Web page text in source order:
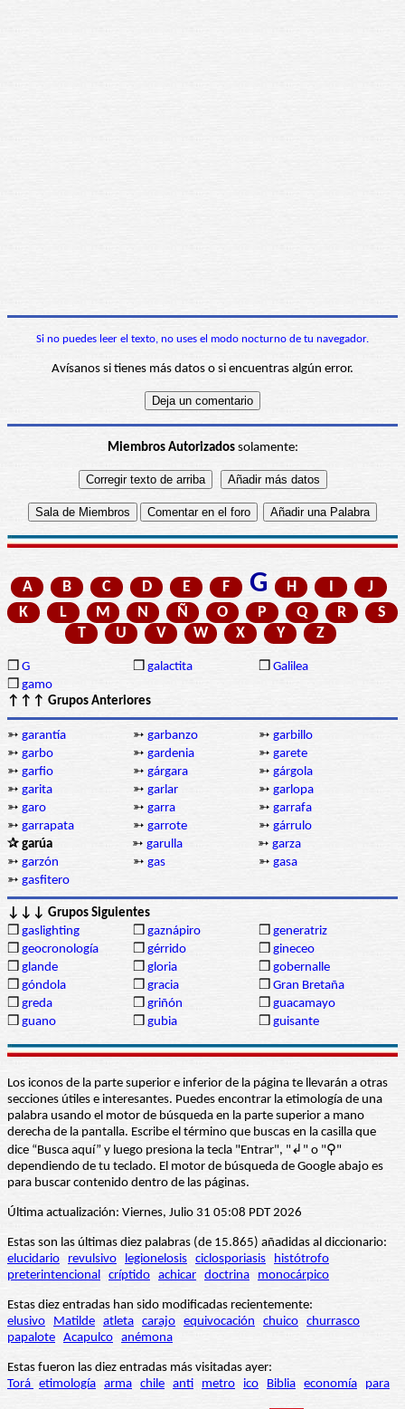
Si no puedes leer el texto, no uses el modo nocturno de tu navegador.
Avísanos si tienes más datos o si encuentras algún error.
Miembros Autorizadossolamente:
A B C D E F G H I
J
K
L M N Ñ O P Q R
S
T
U V W X Y Z
❒ G ❒ galactita ❒ Galilea
❒ gamo
↑↑↑ Grupos Anteriores
➳ garantía ➳ garbanzo ➳ garbillo
➳ garbo ➳ gardenia ➳ garete
➳ garfio ➳ gárgara ➳ gárgola
➳ garita ➳ garlar ➳ garlopa
➳ garo ➳ garra ➳ garrafa
➳ garrapata ➳ garrote ➳ gárrulo
✰ garúa
➳ garulla ➳ garza
➳ garzón ➳ gas ➳ gasa
➳ gasfitero
↓↓↓ Grupos Siguientes
❒ gaslighting ❒ gaznápiro ❒ generatriz
❒ geocronología ❒ gérrido ❒ gineceo
❒ glande ❒ gloria ❒ gobernalle
❒ góndola ❒ gracia ❒ Gran Bretaña
❒ greda ❒ griñón ❒ guacamayo
❒ guano ❒ gubia ❒ guisante
Los iconos de la parte superior e inferior de la página te llevarán a otras
secciones útiles e interesantes. Puedes encontrar la etimología de una
palabra usando el motor de búsqueda en la parte superior a mano
derecha de la pantalla. Escribe el término que buscas en la casilla que
dice “Busca aquí” y luego presiona la tecla "Entrar", "↲" o "⚲"
dependiendo de tu teclado. El motor de búsqueda de Google abajo es
para buscar contenido dentro de las páginas.
Última actualización: Viernes, Julio 31 05:08 PDT 2026
Estas son las últimas diez palabras (de 15.865) añadidas al diccionario:
elucidario
revulsivo legionelosis ciclosporiasis
histótrofo
preterintencional críptido achicar doctrina monocárpico
Estas diez entradas han sido modificadas recientemente:
elusivo
Matilde atleta carajo equivocación chuico churrasco
papalote Acapulco anémona
Estas fueron las diez entradas más visitadas ayer:
Torá etimología arma chile anti metro ico Biblia economía para